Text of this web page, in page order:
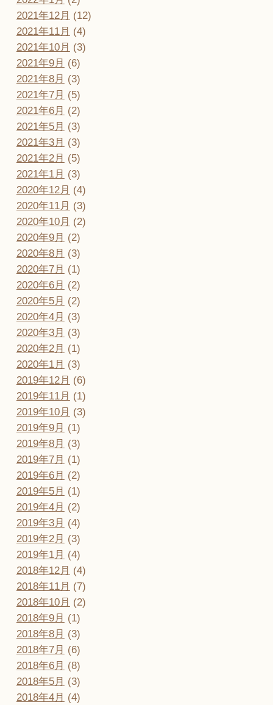
2021年12月 (12)
2021年11月 (4)
2021年10月 (3)
2021年9月 (6)
2021年8月 (3)
2021年7月 (5)
2021年6月 (2)
2021年5月 (3)
2021年3月 (3)
2021年2月 (5)
2021年1月 (3)
2020年12月 (4)
2020年11月 (3)
2020年10月 (2)
2020年9月 (2)
2020年8月 (3)
2020年7月 (1)
2020年6月 (2)
2020年5月 (2)
2020年4月 (3)
2020年3月 (3)
2020年2月 (1)
2020年1月 (3)
2019年12月 (6)
2019年11月 (1)
2019年10月 (3)
2019年9月 (1)
2019年8月 (3)
2019年7月 (1)
2019年6月 (2)
2019年5月 (1)
2019年4月 (2)
2019年3月 (4)
2019年2月 (3)
2019年1月 (4)
2018年12月 (4)
2018年11月 (7)
2018年10月 (2)
2018年9月 (1)
2018年8月 (3)
2018年7月 (6)
2018年6月 (8)
2018年5月 (3)
2018年4月 (4)